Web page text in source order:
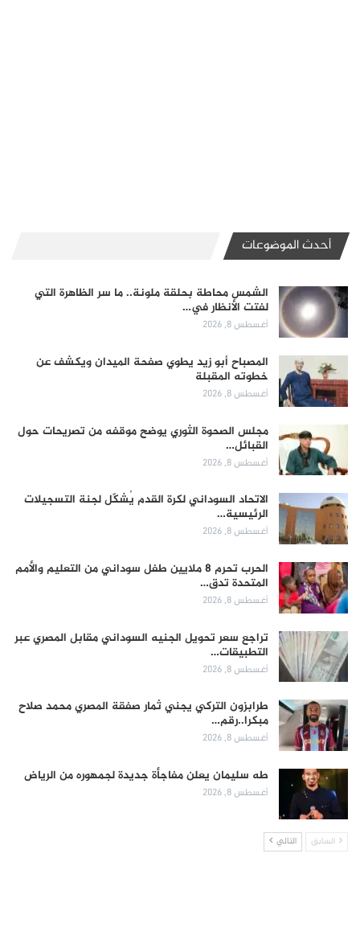
أحدث الموضوعات
الشمس محاطة بحلقة ملونة.. ما سر الظاهرة التي
لفتت الأنظار في…
أغسطس 8, 2026
المصباح أبو زيد يطوي صفحة الميدان ويكشف عن
خطوته المقبلة
أغسطس 8, 2026
مجلس الصحوة الثوري يوضح موقفه من تصريحات حول
القبائل…
أغسطس 8, 2026
الاتحاد السوداني لكرة القدم يُشكّل لجنة التسجيلات
الرئيسية…
أغسطس 8, 2026
الحرب تحرم 8 ملايين طفل سوداني من التعليم والأمم
المتحدة تدق…
أغسطس 8, 2026
تراجع سعر تحويل الجنيه السوداني مقابل المصري عبر
التطبيقات…
أغسطس 8, 2026
طرابزون التركي يجني ثمار صفقة المصري محمد صلاح
مبكرا..رقم…
أغسطس 8, 2026
طه سليمان يعلن مفاجأة جديدة لجمهوره من الرياض
أغسطس 8, 2026
السابق التالي